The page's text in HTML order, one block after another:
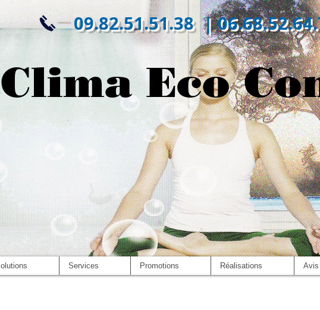
09.82.51.51.38 |
Clima Eco
Services Promotions Réalisations Avis